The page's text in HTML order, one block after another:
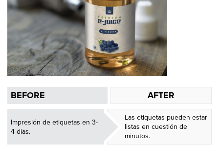
BEFORE AFTER
Impresión de etiquetas en 3-
4 días.
Las etiquetas pueden estar
listas en cuestión de
minutos.